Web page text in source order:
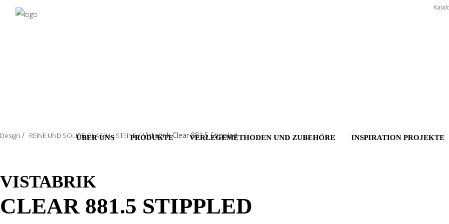
ÜBER UNS PRODUKTE VERLEGEMETHODEN UND ZUBEHÖRE INSPIRATION PROJEKTE
Design / REINE UND SOLIDE GLASBAUSTEINE/Vistabrik Clear 881.5 Stippled
VISTABRIK
CLEAR 881.5 STIPPLED